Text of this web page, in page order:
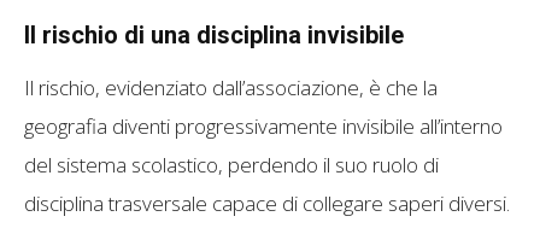
Il rischio di una disciplina invisibile
Il rischio, evidenziato dall’associazione, è che la
geografia diventi progressivamente invisibile all’interno
del sistema scolastico, perdendo il suo ruolo di
disciplina trasversale capace di collegare saperi diversi.